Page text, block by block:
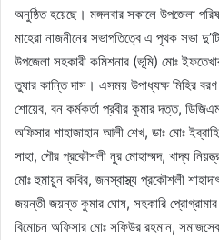
অনুষ্ঠিত হয়েছে। মঙ্গলবার সকালে উপজেলা
মাহেরা নাজনীনের সভাপতিত্বে এ পৃথক সভা
উপজেলা সহকারী কমিশনার (ভূমি) মোঃ
তুষার কান্তি দাস। এসময় উপাধ্যক্ষ মিহির
শোয়েব, বন কর্মকর্তা প্রবীর কুমার দত্ত,
অফিসার শাহাজাহান আলী শেখ, ডাঃ মোঃ
সাহা, পৌর প্রকৌশলী নুর মোহাম্মদ, খাদ্য
মোঃ হুমায়ুন কবির, জনস্বাস্থ্য প্রকৌশলী
জয়ন্তী জয়ন্ত কুমার ঘোষ, সহকারি প্রোগ্রামার
বিমোচন অফিসার মোঃ সফিউর রহমান,